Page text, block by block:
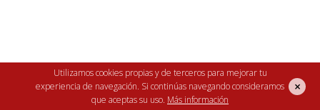
Utilizamos cookies propias y de terceros para mejorar tu
experiencia de navegación. Si continúas navegando consideramos
que aceptas su uso. Más información
×
Raza muy poco conocida en España.
Originaria de Bélgica.